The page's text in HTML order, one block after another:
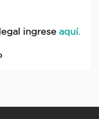
ingrese aquí.